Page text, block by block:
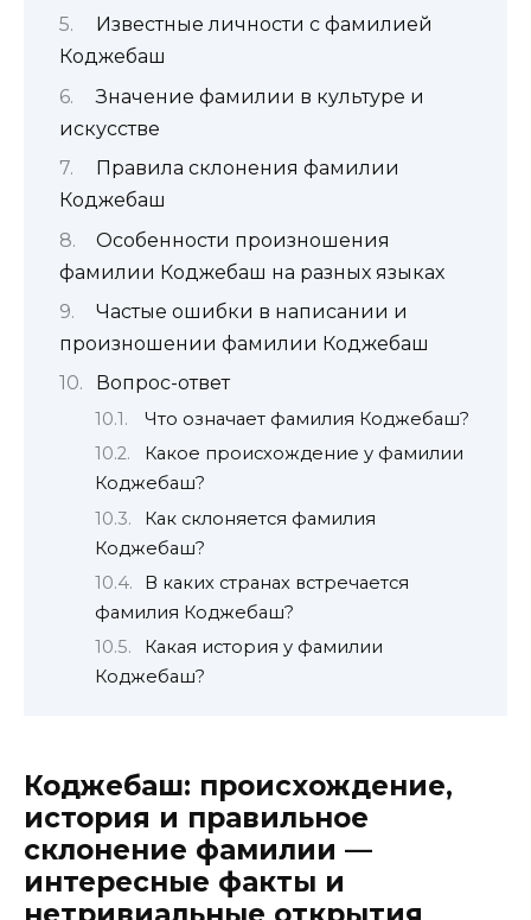
Известные личности с фамилией
Коджебаш
Значение фамилии в культуре и
искусстве
Правила склонения фамилии
Коджебаш
Особенности произношения
фамилии Коджебаш на разных языках
Частые ошибки в написании и
произношении фамилии Коджебаш
Вопрос-ответ
Что означает фамилия Коджебаш?
Какое происхождение у фамилии
Коджебаш?
Как склоняется фамилия
Коджебаш?
В каких странах встречается
фамилия Коджебаш?
Какая история у фамилии
Коджебаш?
Коджебаш: происхождение,
история и правильное
склонение фамилии —
интересные факты и